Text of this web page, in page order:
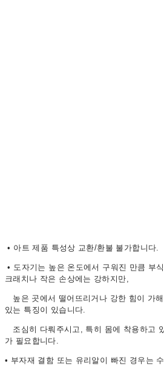
• 아트 제품 특성상 교환/환불 불가합니다.
• 도자기는 높은 온도에서 구워진 만큼 부
크래치나 작은 손상에는 강하지만,
높은 곳에서 떨어뜨리거나 강한 힘이 가
있는 특징이 있습니다.
조심히 다뤄주시고, 특히 몸에 착용하고
가 필요합니다.
• 부자재 결함 또는 유리알이 빠진 경우는